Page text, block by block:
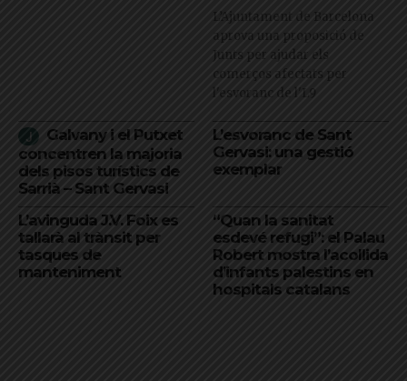
L’Ajuntament de Barcelona
aprova una proposició de
Junts per ajudar els
comerços afectats per
l'esvoranc de l'L9
Galvany i el Putxet
concentren la majoria
dels pisos turístics de
Sarrià – Sant Gervasi
L’esvoranc de Sant
Gervasi: una gestió
exemplar
L’avinguda J.V. Foix es
tallarà al trànsit per
tasques de
manteniment
“Quan la sanitat
esdevé refugi”: el Palau
Robert mostra l’acollida
d’infants palestins en
hospitals catalans